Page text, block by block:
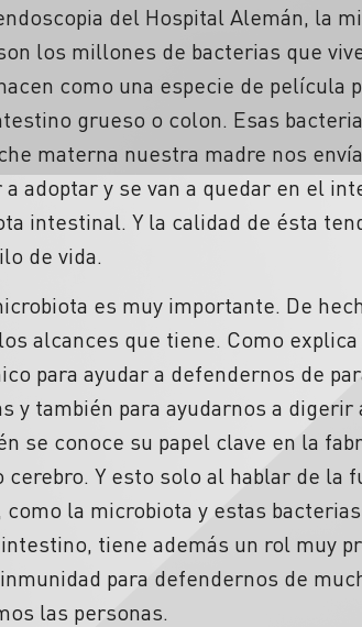
del Hospital Alemán, la
los millones de bacterias que
como una especie de
grueso o colon. Esas
materna nuestra madre nos
a adoptar y se van a quedar en el
intestinal. Y la calidad de ésta
de vida.
es muy importante. De
alcances que tiene. Como
para ayudar a defendernos de
y también para ayudarnos a
se conoce su papel clave en la
Y esto solo al hablar de la
como la microbiota y estas
tiene además un rol muy
para defendernos de
las personas.